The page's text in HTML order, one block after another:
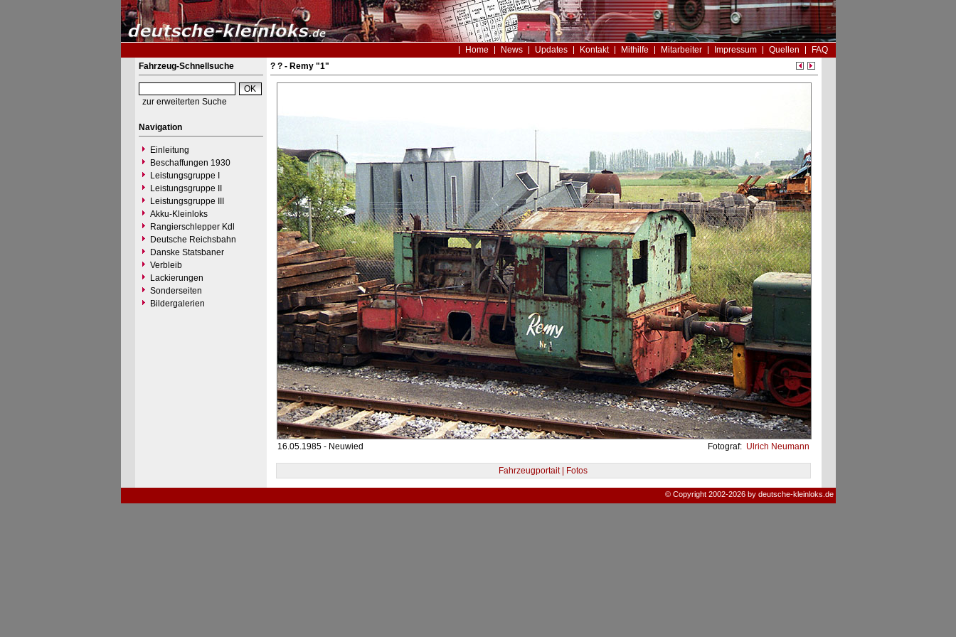
Home News Updates Kontakt Mithilfe Mitarbeiter Impressum Quellen
FAQ
Fahrzeug-Schnellsuche
zur erweiterten Suche
Navigation
Einleitung
Beschaffungen 1930
Leistungsgruppe I
Leistungsgruppe II
Leistungsgruppe III
Akku-Kleinloks
Rangierschlepper Kdl
Deutsche Reichsbahn
Danske Statsbaner
Verbleib
Lackierungen
Sonderseiten
Bildergalerien
? ? - Remy "1"
16.05.1985 - Neuwied Fotograf: Ulrich Neumann
Fahrzeugportait | Fotos
© Copyright 2002-2026 by deutsche-kleinloks.de